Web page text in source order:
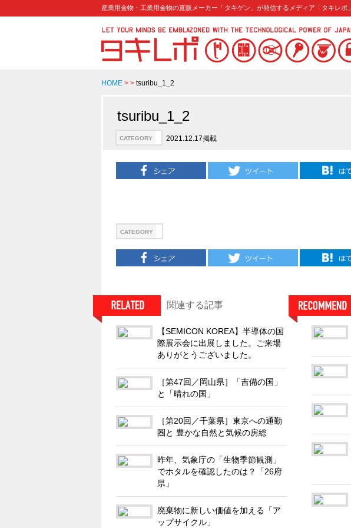
産業用金物・工業用金物の直販メーカー「タキゲン」が発信するメディア「タキレポ」
HOME > > tsuribu_1_2
tsuribu_1_2
CATEGORY 2021.12.17掲載
CATEGORY
関連する記事
【SEMICON KOREA】半導体の国
際展示会に出展しました。ご来場
ありがとうございました。
［第47回／岡山県］「吉備の国」
と「晴れの国」
［第20回／千葉県］東京への通勤
圏と 豊かな自然と気候の房総
昨年、気象庁の「生物季節観測」
でホタルを確認したのは？「26府
県」
廃棄物に新しい価値を加える「ア
ップサイクル」